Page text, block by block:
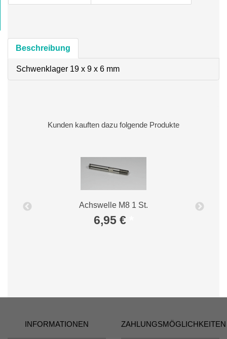
Beschreibung
Schwenklager 19 x 9 x 6 mm
Kunden kauften dazu folgende Produkte
Achswelle M8 1 St.
6,95 €
INFORMATIONEN ZAHLUNGSMÖGLICHKEITEN